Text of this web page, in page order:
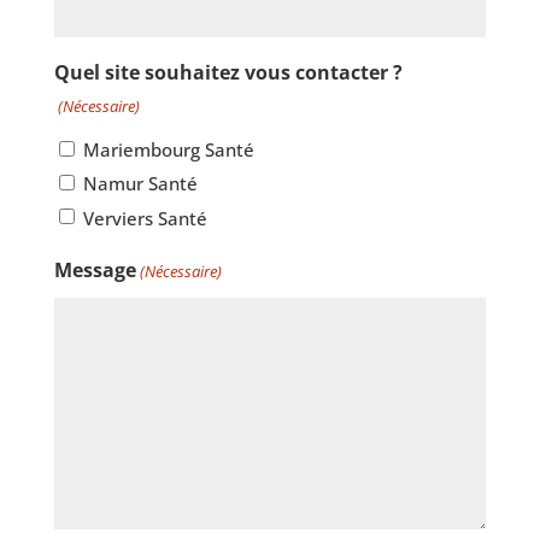
Quel site souhaitez vous contacter ?
(Nécessaire)
Mariembourg Santé
Namur Santé
Verviers Santé
Message(Nécessaire)